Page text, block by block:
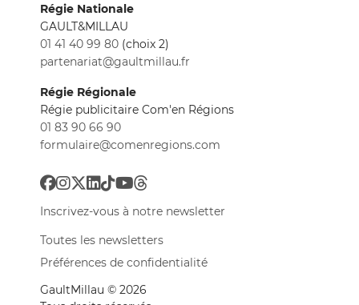
Régie Nationale
GAULT&MILLAU
01 41 40 99 80 (choix 2)
partenariat@gaultmillau.fr
Régie Régionale
Régie publicitaire Com'en Régions
01 83 90 66 90
formulaire@comenregions.com
Inscrivez-vous à notre newsletter
Toutes les newsletters
Préférences de confidentialité
GaultMillau © 2026